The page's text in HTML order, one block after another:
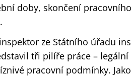
doby, skončení
ze Státního úřadu
tři pilíře práce – legální
pracovní podmínky.